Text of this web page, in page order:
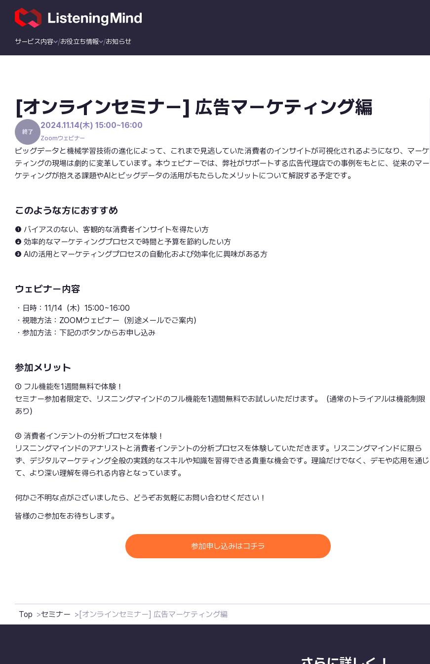
サービス内容 お役立ち情報 お知らせ
[オンラインセミナー] 広告マーケティング編
2024.11.14(木) 15:00~16:00
Zoomウェビナー
ビッグデータと機械学習技術の進化によって、これまで見逃していた消費者のインサイトが可視化されるようになり、マーケ
ティングの現場は劇的に変革しています。本ウェビナーでは、弊社がサポートする広告代理店での事例をもとに、従来のマー
ケティングが抱える課題やAIとビッグデータの活用がもたらしたメリットについて解説する予定です。
このような方におすすめ
❶ バイアスのない、客観的な消費者インサイトを得たい方
❷ 効率的なマーケティングプロセスで時間と予算を節約したい方
❸ AIの活用とマーケティングプロセスの自動化および効率化に興味がある方
ウェビナー内容
・日時：11/14（木）15:00~16:00
・視聴方法：ZOOMウェビナー（別途メールでご案内）
・参加方法：下記のボタンからお申し込み
参加メリット
① フル機能を1週間無料で体験！
セミナー参加者限定で、リスニングマインドのフル機能を1週間無料でお試しいただけます。（通常のトライアルは機能制限
あり）
② 消費者インテントの分析プロセスを体験！
リスニングマインドのアナリストと消費者インテントの分析プロセスを体験していただきます。リスニングマインドに限ら
ず、デジタルマーケティング全般の実践的なスキルや知識を習得できる貴重な機会です。理論だけでなく、デモや応用を通じ
て、より深い理解を得られる内容となっています。
何かご不明な点がございましたら、どうぞお気軽にお問い合わせください！
皆様のご参加をお待ちします。
参加申し込みはコチラ
Top セミナー [オンラインセミナー] 広告マーケティング編